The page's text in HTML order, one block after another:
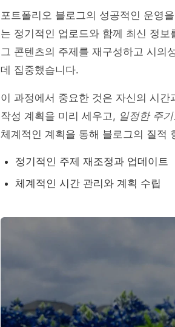
포트폴리오 블로그의 성공적인 운영
는 정기적인 업로드와 함께 최신 정
그 콘텐츠의 주제를 재구성하고 시의
데 집중했습니다.
이 과정에서 중요한 것은 자신의 시
작성 계획을 미리 세우고, 일정한 주기
체계적인 계획을 통해 블로그의 질적
정기적인 주제 재조정과 업데이트
체계적인 시간 관리와 계획 수립